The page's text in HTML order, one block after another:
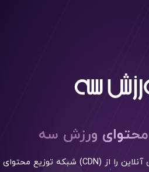
محتوای ورزش سه
شبکه توزیع محتوای (CDN) ورزش سه دسترسی به محتوای آنلاین را از